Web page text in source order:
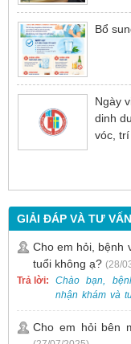
Bổ
Ngày
dinh
vóc,
GIẢI ĐÁP VÀ TƯ VẤN
Cho em hỏi, bệnh
tuổi không ạ? (28/
Trả lời:
Chào bạn,
nhận khám và
bẹt cho trẻ em,
tuổi. Bạn có
Khoa Khám
Cho em hỏi bên